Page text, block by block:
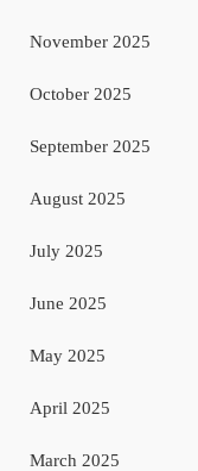
November 2025
October 2025
September 2025
August 2025
July 2025
June 2025
May 2025
April 2025
March 2025